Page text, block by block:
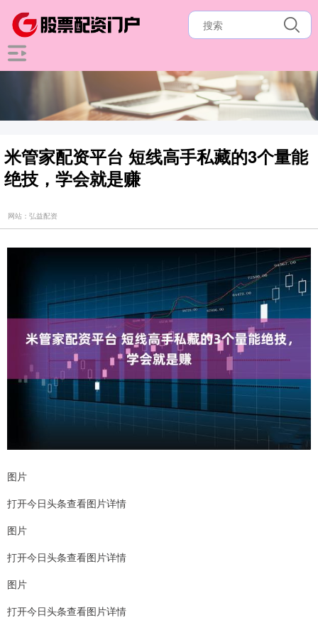
米管家配资平台 短线高手私藏的3个量能
绝技，学会就是赚
网站：弘益配资
图片
打开今日头条查看图片详情
图片
打开今日头条查看图片详情
图片
打开今日头条查看图片详情